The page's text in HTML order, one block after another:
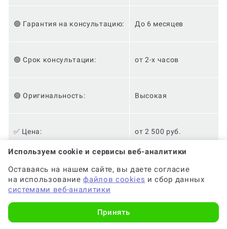
🟢 Гарантия на консультацию: До 6 месяцев
🟢 Срок консультации: от 2-х часов
🟢 Оригинальность: Высокая
✅ Цена: от 2 500 руб.
✅ Доработки: Бесплатно
✅ Анонимность: ✅
Используем cookie и сервисы веб-аналитики
Оставаясь на нашем сайте, вы даете согласие
на использованиефайлов cookies и сбор данных
системами веб-аналитики
Принять